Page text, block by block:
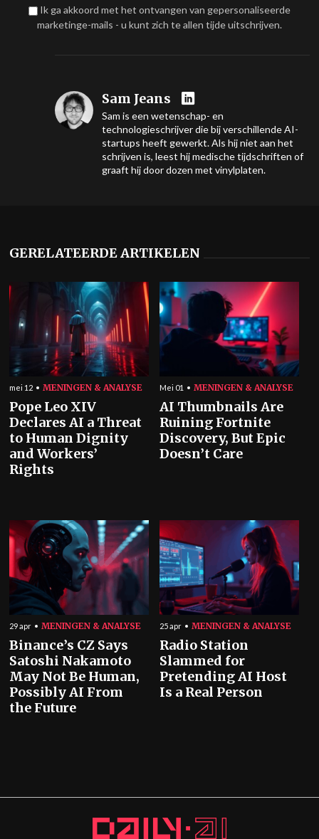
Ik ga akkoord met het ontvangen van gepersonaliseerde
marketinge-mails - u kunt zich te allen tijde uitschrijven.
Sam Jeans
Sam is een wetenschap- en
technologieschrijver die bij verschillende AI-
startups heeft gewerkt. Als hij niet aan het
schrijven is, leest hij medische tijdschriften of
graaft hij door dozen met vinylplaten.
GERELATEERDE ARTIKELEN
mei 12 MENINGEN & ANALYSE
Pope Leo XIV
Declares AI a Threat
to Human Dignity
and Workers’
Rights
Mei 01 MENINGEN & ANALYSE
AI Thumbnails Are
Ruining Fortnite
Discovery, But Epic
Doesn’t Care
29 apr MENINGEN & ANALYSE
Binance’s CZ Says
Satoshi Nakamoto
May Not Be Human,
Possibly AI From
the Future
25 apr MENINGEN & ANALYSE
Radio Station
Slammed for
Pretending AI Host
Is a Real Person